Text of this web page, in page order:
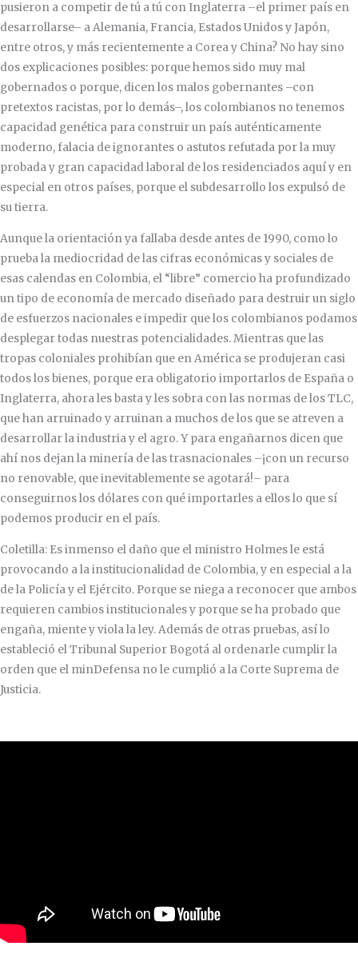
pusieron a competir de tú a tú con Inglaterra –el primer país en
desarrollarse– a Alemania, Francia, Estados Unidos y Japón,
entre otros, y más recientemente a Corea y China? No hay sino
dos explicaciones posibles: porque hemos sido muy mal
gobernados o porque, dicen los malos gobernantes –con
pretextos racistas, por lo demás–, los colombianos no tenemos
capacidad genética para construir un país auténticamente
moderno, falacia de ignorantes o astutos refutada por la muy
probada y gran capacidad laboral de los residenciados aquí y en
especial en otros países, porque el subdesarrollo los expulsó de
su tierra.
Aunque la orientación ya fallaba desde antes de 1990, como lo
prueba la mediocridad de las cifras económicas y sociales de
esas calendas en Colombia, el “libre” comercio ha profundizado
un tipo de economía de mercado diseñado para destruir un siglo
de esfuerzos nacionales e impedir que los colombianos podamos
desplegar todas nuestras potencialidades. Mientras que las
tropas coloniales prohibían que en América se produjeran casi
todos los bienes, porque era obligatorio importarlos de España o
Inglaterra, ahora les basta y les sobra con las normas de los TLC,
que han arruinado y arruinan a muchos de los que se atreven a
desarrollar la industria y el agro. Y para engañarnos dicen que
ahí nos dejan la minería de las trasnacionales –¡con un recurso
no renovable, que inevitablemente se agotará!– para
conseguirnos los dólares con qué importarles a ellos lo que sí
podemos producir en el país.
Coletilla: Es inmenso el daño que el ministro Holmes le está
provocando a la institucionalidad de Colombia, y en especial a la
de la Policía y el Ejército. Porque se niega a reconocer que ambos
requieren cambios institucionales y porque se ha probado que
engaña, miente y viola la ley. Además de otras pruebas, así lo
estableció el Tribunal Superior Bogotá al ordenarle cumplir la
orden que el minDefensa no le cumplió a la Corte Suprema de
Justicia.